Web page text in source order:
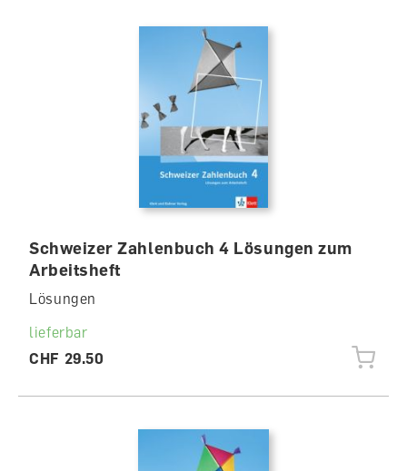
Schweizer Zahlenbuch 4 Lösungen zum
Arbeitsheft
Lösungen
lieferbar
CHF 29.50